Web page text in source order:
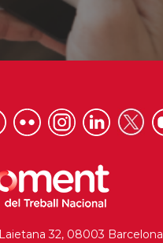
32, 08003 Barcelona